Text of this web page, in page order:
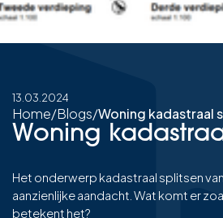
13.03.2024
Home/Blogs/Woning kadastraal
Woning
Het onderwerp kadastraal splitsen
aanzienlijke aandacht. Wat komt er
betekent het?